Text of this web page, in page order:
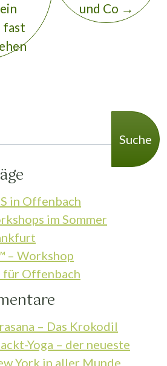
fast
und Co →
Suche
in Offenbach
im Sommer
– Workshop
für Offenbach
– Das Krokodil
Yoga – der neueste
York in aller Munde